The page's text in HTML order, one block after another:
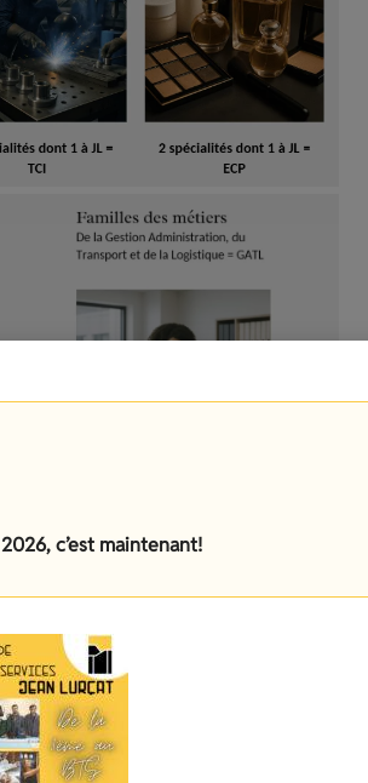
de notre lycée, il faut vous
: toutes les modalités
documents et pièces
c’est maintenant!